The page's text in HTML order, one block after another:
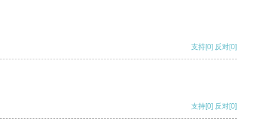
支持[0] 反对[0]
支持[0] 反对[0]